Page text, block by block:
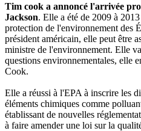
Tim cook a annoncé l'arrivée
Jackson. Elle a été de 2009 à
protection de l'environnement des
président américain, elle peut être
ministre de l'environnement. Elle
questions environnementales, elle
Cook.
Elle a réussi à l'EPA à inscrire les
éléments chimiques comme
établissant de nouvelles
à faire amender une loi sur la